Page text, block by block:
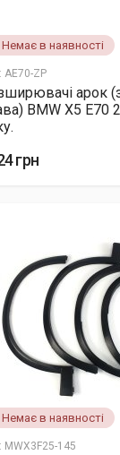
Немає в наявності
AE70-ZP
арок
BMW X5 E70
грн
Немає в наявності
MWX3F25-145